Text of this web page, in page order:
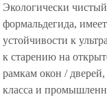
Экологически
формальдегида,
устойчивости к
к старению на
рамкам окон /
класса и